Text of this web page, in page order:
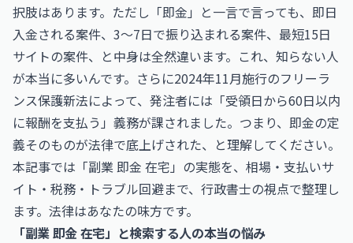
択肢はあります。ただし「即金」と一言で言っても、即日
入金される案件、3〜7日で振り込まれる案件、最短15日
サイトの案件、と中身は全然違います。これ、知らない人
が本当に多いんです。さらに2024年11月施行のフリーラ
ンス保護新法によって、発注者には「受領日から60日以内
に報酬を支払う」義務が課されました。つまり、即金の定
義そのものが法律で底上げされた、と理解してください。
本記事では「副業 即金 在宅」の実態を、相場・支払いサ
イト・税務・トラブル回避まで、行政書士の視点で整理し
ます。法律はあなたの味方です。
「副業 即金 在宅」と検索する人の本当の悩み